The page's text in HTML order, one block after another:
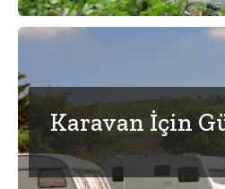
Karavan İçin